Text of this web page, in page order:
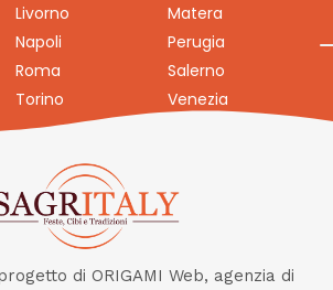
Livorno
Matera
Napoli
Perugia
Roma
Salerno
Torino Venezia
di ORIGAMI Web, agenzia di